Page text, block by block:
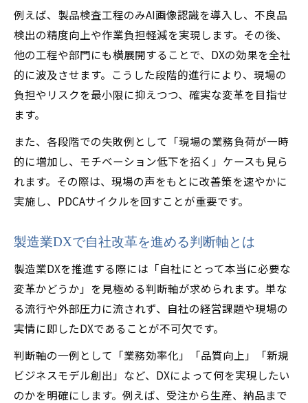
例えば、製品検査工程のみAI画像認識を導入し、不良品
検出の精度向上や作業負担軽減を実現します。その後、
他の工程や部門にも横展開することで、DXの効果を全社
的に波及させます。こうした段階的進行により、現場の
負担やリスクを最小限に抑えつつ、確実な変革を目指せ
ます。
また、各段階での失敗例として「現場の業務負荷が一時
的に増加し、モチベーション低下を招く」ケースも見ら
れます。その際は、現場の声をもとに改善策を速やかに
実施し、PDCAサイクルを回すことが重要です。
製造業DXで自社改革を進める判断軸とは
製造業DXを推進する際には「自社にとって本当に必要な
変革かどうか」を見極める判断軸が求められます。単な
る流行や外部圧力に流されず、自社の経営課題や現場の
実情に即したDXであることが不可欠です。
判断軸の一例として「業務効率化」「品質向上」「新規
ビジネスモデル創出」など、DXによって何を実現したい
のかを明確にします。例えば、受注から生産、納品まで